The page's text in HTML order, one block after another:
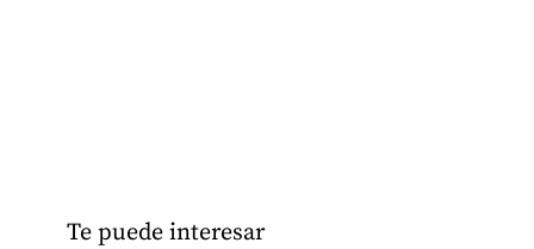
Te puede interesar